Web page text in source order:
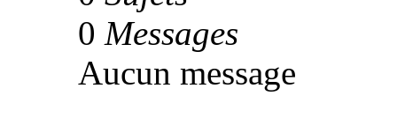
0 Messages
Aucun message